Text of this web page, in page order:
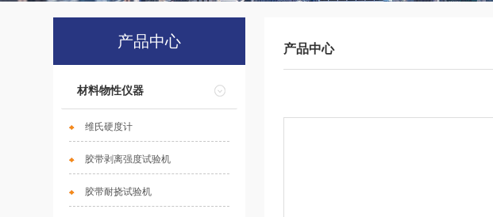
产品中心
材料物性仪器
维氏硬度计
胶带剥离强度试验机
胶带耐挠试验机
产品中心